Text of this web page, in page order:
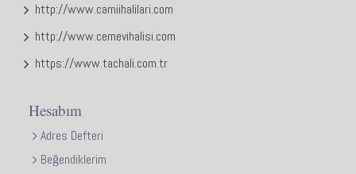
http://www.camiihalilari.com
http://www.cemevihalisi.com
https://www.tachali.com.tr
Hesabım
Adres Defteri
Beğendiklerim